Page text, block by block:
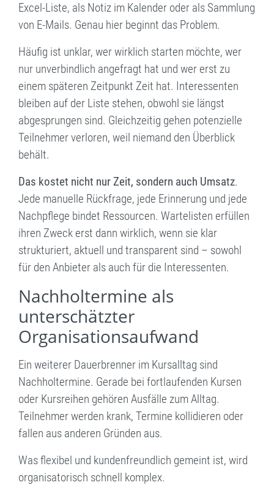
Excel-Liste, als Notiz im Kalender oder als Sammlung
von E-Mails. Genau hier beginnt das Problem.
Häufig ist unklar, wer wirklich starten möchte, wer
nur unverbindlich angefragt hat und wer erst zu
einem späteren Zeitpunkt Zeit hat. Interessenten
bleiben auf der Liste stehen, obwohl sie längst
abgesprungen sind. Gleichzeitig gehen potenzielle
Teilnehmer verloren, weil niemand den Überblick
behält.
Das kostet nicht nur Zeit, sondern auch Umsatz.
Jede manuelle Rückfrage, jede Erinnerung und jede
Nachpflege bindet Ressourcen. Wartelisten erfüllen
ihren Zweck erst dann wirklich, wenn sie klar
strukturiert, aktuell und transparent sind – sowohl
für den Anbieter als auch für die Interessenten.
Nachholtermine als
unterschätzter
Organisationsaufwand
Ein weiterer Dauerbrenner im Kursalltag sind
Nachholtermine. Gerade bei fortlaufenden Kursen
oder Kursreihen gehören Ausfälle zum Alltag.
Teilnehmer werden krank, Termine kollidieren oder
fallen aus anderen Gründen aus.
Was flexibel und kundenfreundlich gemeint ist, wird
organisatorisch schnell komplex.